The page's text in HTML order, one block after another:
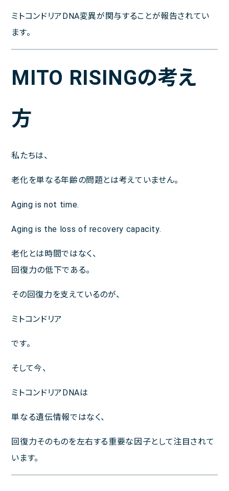
ミトコンドリアDNA変異が関与することが報告されてい
ます。
MITO RISINGの考え
方
私たちは、
老化を単なる年齢の問題とは考えていません。
Aging is not time.
Aging is the loss of recovery capacity.
老化とは時間ではなく、
回復力の低下である。
その回復力を支えているのが、
ミトコンドリア
です。
そして今、
ミトコンドリアDNAは
単なる遺伝情報ではなく、
回復力そのものを左右する重要な因子として注目されて
います。